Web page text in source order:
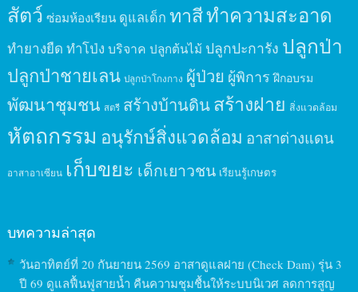
สัตว์ ซ่อมห้องเรียน ดูแลเด็ก ทาสีทำความสะอาด
ทำยางยืด ทำโป่ง บริจาค ปลูกต้นไม้ ปลูกปะการัง ปลูกป่า
ปลูกป่าชายเลน ปลูกป่าโกงกาง ผู้ป่วย ผู้พิการ ฝึกอบรม
พัฒนาชุมชน สตรี สร้างบ้านดินสร้างฝาย สิ่งแวดล้อม
หัตถกรรม อนุรักษ์สิ่งแวดล้อม อาสาต่างแดน
อาสาอาเซียน เก็บขยะ เด็กเยาวชน เรียนรู้เกษตร
บทความล่าสุด
วันอาทิตย์ที่ 20 กันยายน 2569 อาสาดูแลฝาย (Check Dam) รุ่น 3
ปี 69 ดูแลฟื้นฟูสายน้ำ คืนความชุมชื้นให้ระบบนิเวศ ลดการสูญ